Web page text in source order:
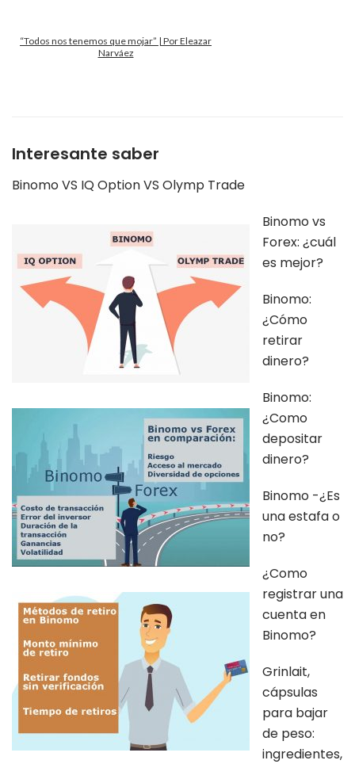
“Todos nos tenemos que mojar” | Por Eleazar
Narváez
Interesante saber
Binomo VS IQ Option VS Olymp Trade
Binomo vs
Forex: ¿cuál
es mejor?
Binomo:
¿Cómo
retirar
dinero?
Binomo:
¿Como
depositar
dinero?
Binomo -¿Es
una estafa o
no?
¿Como
registrar una
cuenta en
Binomo?
Grinlait,
cápsulas
para bajar
de peso:
ingredientes,